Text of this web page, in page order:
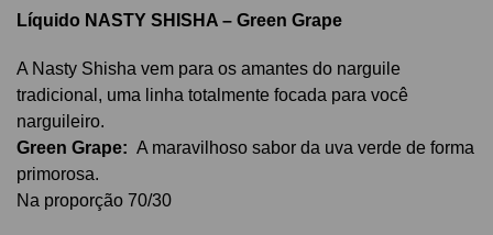
Líquido NASTY SHISHA – Green Grape
A Nasty Shisha vem para os amantes do narguile
tradicional, uma linha totalmente focada para você
narguileiro.
Green Grape: A maravilhoso sabor da uva verde de forma
primorosa.
Na proporção 70/30